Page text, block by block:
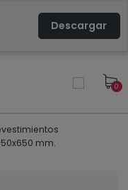
Descargar
0
mm.